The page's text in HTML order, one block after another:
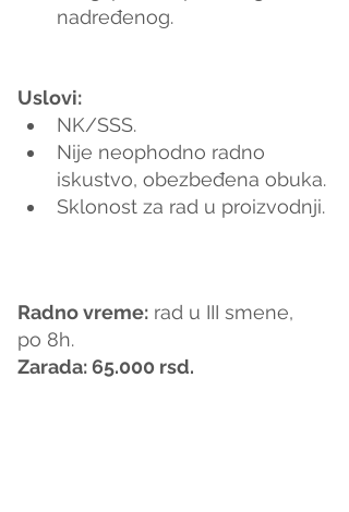
nadređenog.
Uslovi:
NK/SSS.
Nije neophodno radno
iskustvo, obezbeđena obuka.
Sklonost za rad u proizvodnji.
Radno vreme: rad u III smene,
po 8h.
Zarada: 65.000 rsd.